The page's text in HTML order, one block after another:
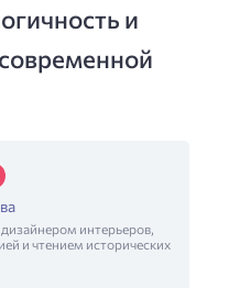
и
интерьеров,
и чтением исторических